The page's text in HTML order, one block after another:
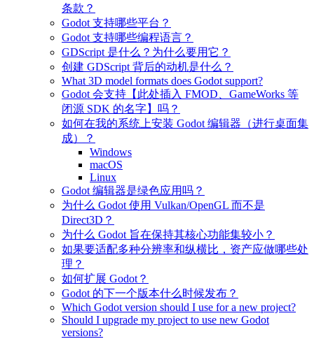
条款？
Godot 支持哪些平台？
Godot 支持哪些编程语言？
GDScript 是什么？为什么要用它？
创建 GDScript 背后的动机是什么？
What 3D model formats does Godot support?
Godot 会支持【此处插入 FMOD、GameWorks 等
闭源 SDK 的名字】吗？
如何在我的系统上安装 Godot 编辑器（进行桌面集
成）？
Windows
macOS
Linux
Godot 编辑器是绿色应用吗？
为什么 Godot 使用 Vulkan/OpenGL 而不是
Direct3D？
为什么 Godot 旨在保持其核心功能集较小？
如果要适配多种分辨率和纵横比，资产应做哪些处
理？
如何扩展 Godot？
Godot 的下一个版本什么时候发布？
Which Godot version should I use for a new project?
Should I upgrade my project to use new Godot
versions?